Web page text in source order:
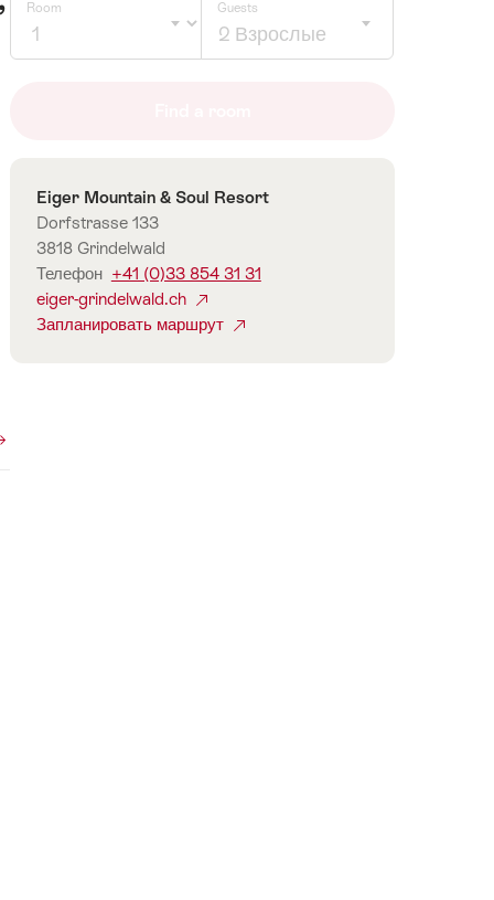
Room Guests
2 Взрослые
guests
Контакты
Eiger Mountain & Soul Resort
Dorfstrasse 133
3818 Grindelwald
Телефон +41 (0)33 854 31 31
eiger-grindelwald.ch
Запланировать маршрут